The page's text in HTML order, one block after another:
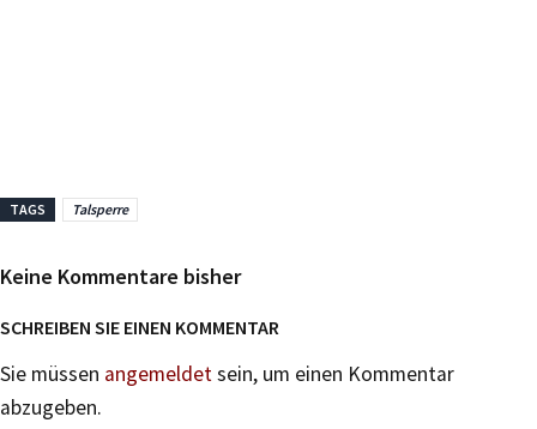
TAGS Talsperre
Keine Kommentare bisher
SCHREIBEN SIE EINEN KOMMENTAR
Sie müssen angemeldetsein, um einen Kommentar
abzugeben.